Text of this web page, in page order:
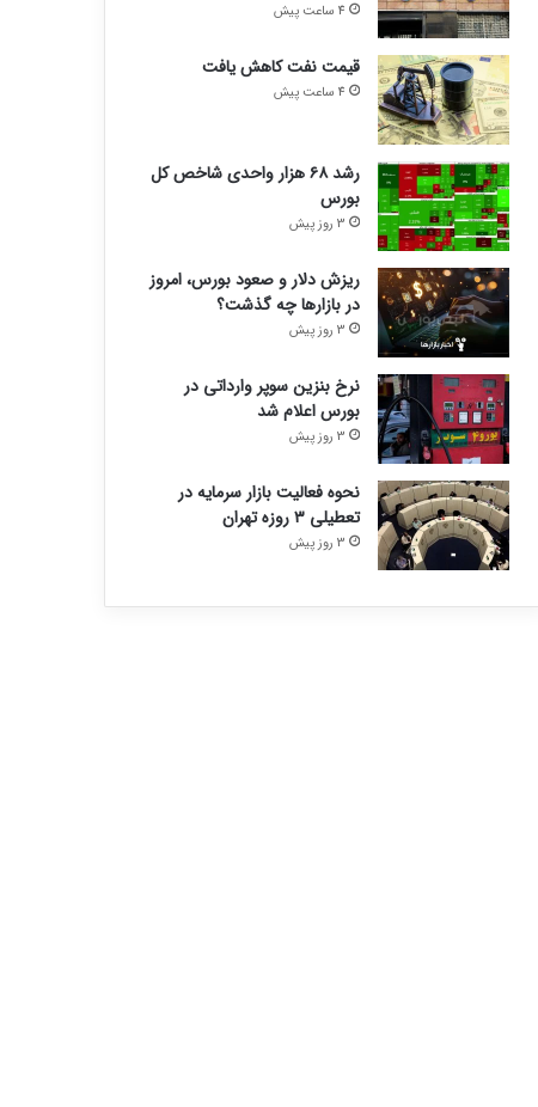
4 ساعت پیش
قیمت نفت کاهش یافت
4 ساعت پیش
رشد ۶۸ هزار واحدی شاخص کل
بورس
3 روز پیش
ریزش دلار و صعود بورس، امروز
در بازارها چه گذشت؟
3 روز پیش
نرخ بنزین سوپر وارداتی در
بورس اعلام شد
3 روز پیش
نحوه فعالیت بازار سرمایه در
تعطیلی ۳ روزه تهران
3 روز پیش